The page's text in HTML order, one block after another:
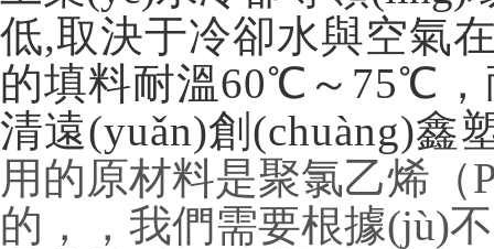
低,取決于冷卻水與空氣在
的填料耐溫60℃～75℃，
清遠(yuǎn)創(chuàng)鑫
用的原材料是聚氯乙烯
的，，我們需要根據